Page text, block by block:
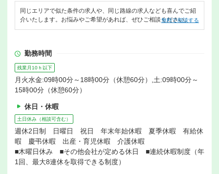
同じエリアで似た条件の求人や、同じ路線の求人なども喜んでご紹
介いたします。お悩みやご希望があれば、ぜひご相談ください。
無料で相談する
勤務時間
残業月10ｈ以下
月火水金:09時00分～18時00分（休憩60分）,土:09時00分～
15時00分（休憩60分）
休日・休暇
土日休み（相談可含む）
週休2日制 日曜日 祝日 年末年始休暇 夏季休暇 有給休
暇 慶弔休暇 出産・育児休暇 介護休暇
■木曜日休み ■その他会社が定める休日 ■連続休暇制度（年
1回、最大8連休を取得できる制度）